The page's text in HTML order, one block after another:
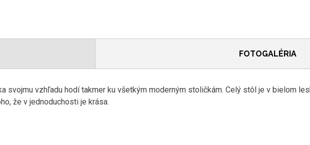
FOTOGALÉRIA
svojmu vzhľadu hodí takmer ku všetkým moderným stoličkám. Celý stôl je v bielom
že v jednoduchosti je krása.